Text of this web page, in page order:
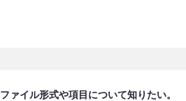
ァイル形式や項目について知りたい。